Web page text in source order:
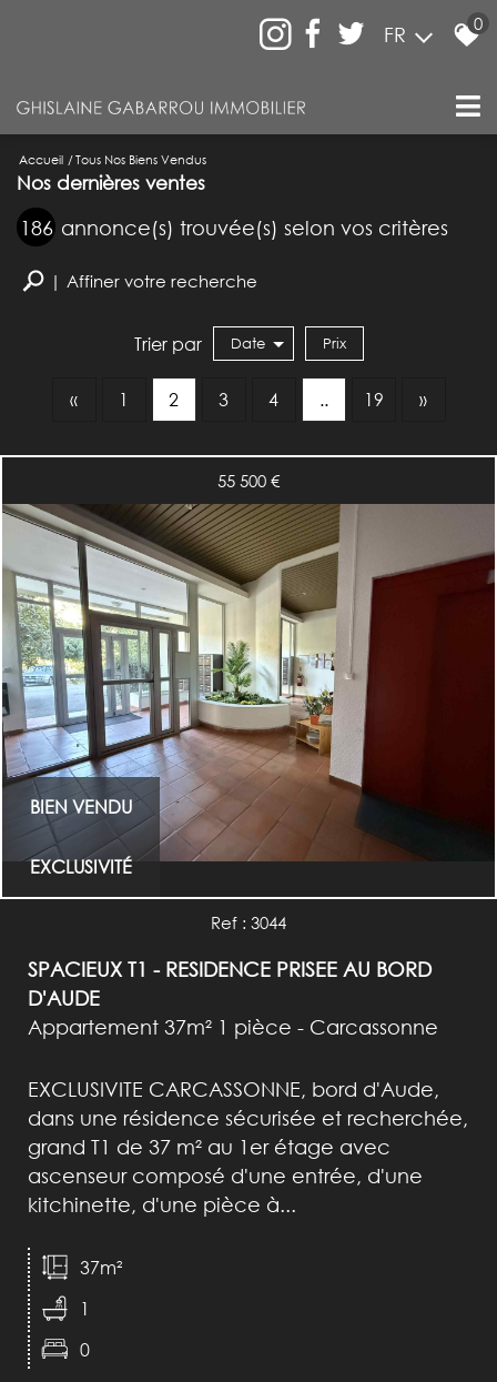
FR 0
Accueil Tous Nos Biens Vendus
Nos dernières ventes
186 annonce(s) trouvée(s) selon vos critères
Affiner votre recherche
RECHERCHER
+ de critères
Trier par Date Prix
« 1 2 3 4 .. 19 »
BIEN VENDU
EXCLUSIVITÉ
55 500 €
Ref : 3044
SPACIEUX T1 - RESIDENCE PRISEE AU BORD
D'AUDE
Appartement 37m² 1 pièce - Carcassonne
EXCLUSIVITE CARCASSONNE, bord d'Aude,
dans une résidence sécurisée et recherchée,
grand T1 de 37 m² au 1er étage avec
ascenseur composé d'une entrée, d'une
kitchinette, d'une pièce à...
37m²
1
0